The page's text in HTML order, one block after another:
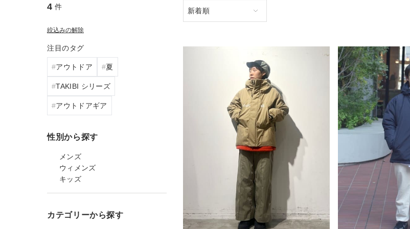
4 件
絞込みの解除
注目のタグ
アウトドア 夏
TAKIBI シリーズ
アウトドアギア
性別から探す
メンズ
ウィメンズ
キッズ
カテゴリーから探す